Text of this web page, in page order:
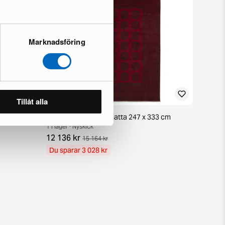
Marknadsföring
Tillåt alla
Aktscha orientalisk matta 247 x 333 cm
1 i lager · Nyskick
12 136 kr 15 164 kr
Du sparar 3 028 kr